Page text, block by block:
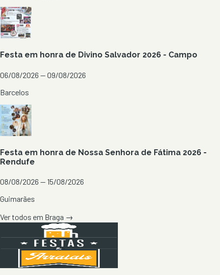
Festa em honra de Divino Salvador 2026 - Campo
06/08/2026 — 09/08/2026
Barcelos
Festa em honra de Nossa Senhora de Fátima 2026 -
Rendufe
08/08/2026 — 15/08/2026
Guimarães
Ver todos em Braga →